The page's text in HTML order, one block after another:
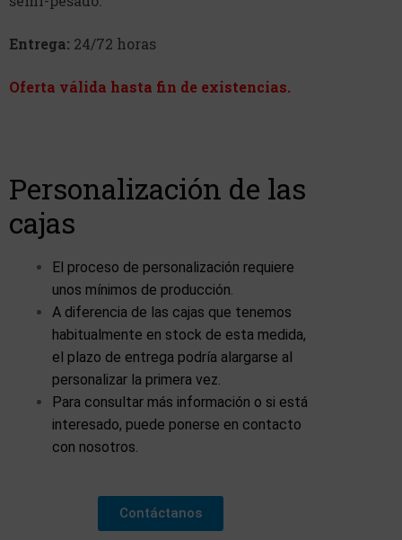
Entrega: 24/72 horas
Oferta válida hasta fin de existencias.
Personalización de las
cajas
El proceso de personalización requiere
unos mínimos de producción.
A diferencia de las cajas que tenemos
habitualmente en stock de esta medida,
el plazo de entrega podría alargarse al
personalizar la primera vez.
Para consultar más información o si está
interesado, puede ponerse en contacto
con nosotros.
Contáctanos